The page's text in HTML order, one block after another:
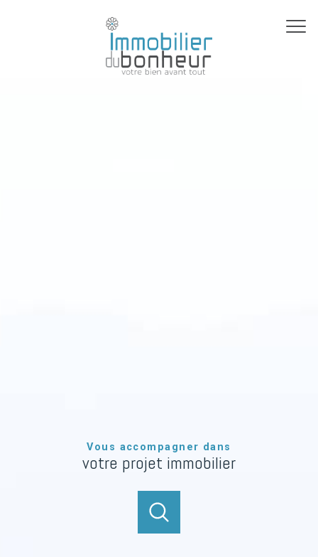
Vous accompagner dans
votre projet immobilier